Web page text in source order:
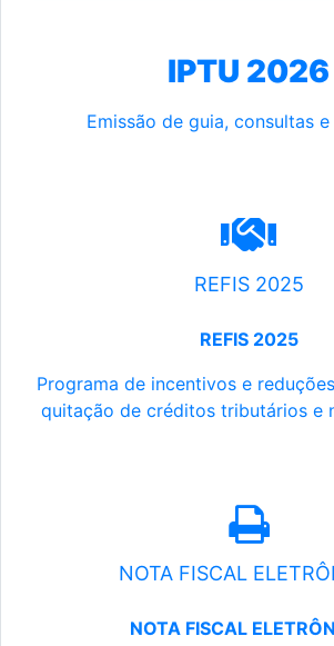
IPTU 2026
Emissão de guia, consultas
REFIS 2025
REFIS 2025
Programa de incentivos e
quitação de créditos tributários e
NOTA FISCAL
NOTA FISCAL